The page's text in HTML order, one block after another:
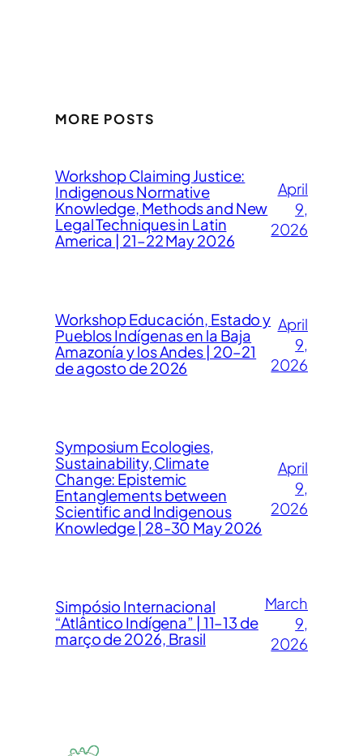
MORE POSTS
Workshop Claiming Justice:
Indigenous Normative
Knowledge, Methods and New
Legal Techniques in Latin
America | 21–22 May 2026
April
9,
2026
Workshop Educación, Estado y
Pueblos Indígenas en la Baja
Amazonía y los Andes | 20–21
de agosto de 2026
April
9,
2026
Symposium Ecologies,
Sustainability, Climate
Change: Epistemic
Entanglements between
Scientific and Indigenous
Knowledge | 28-30 May 2026
April
9,
2026
Simpósio Internacional
“Atlântico Indígena” | 11–13 de
março de 2026, Brasil
March
9,
2026